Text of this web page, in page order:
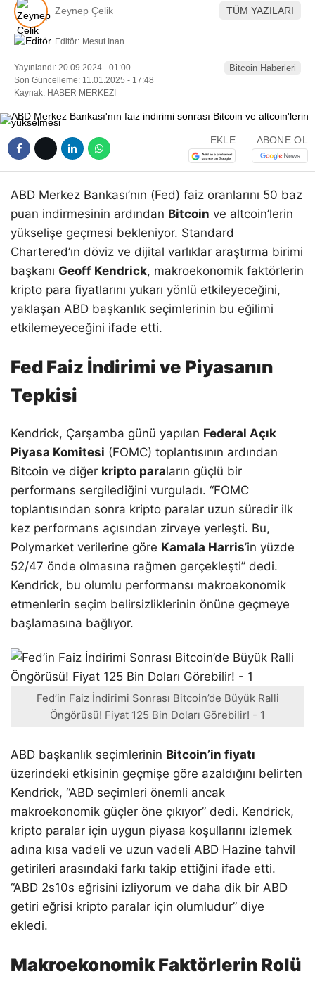
Zeynep Çelik TÜM YAZILARI
Editör: Mesut İnan
Yayınlandı: 20.09.2024 - 01:00
Son Güncelleme: 11.01.2025 - 17:48
Kaynak: HABER MERKEZI
Bitcoin Haberleri
EKLE ABONE OL
ABD Merkez Bankası’nın (Fed) faiz oranlarını 50 baz
puan indirmesinin ardından Bitcoin ve altcoin’lerin
yükselişe geçmesi bekleniyor. Standard
Chartered’ın döviz ve dijital varlıklar araştırma birimi
başkanı Geoff Kendrick, makroekonomik faktörlerin
kripto para fiyatlarını yukarı yönlü etkileyeceğini,
yaklaşan ABD başkanlık seçimlerinin bu eğilimi
etkilemeyeceğini ifade etti.
Fed Faiz İndirimi ve Piyasanın
Tepkisi
Kendrick, Çarşamba günü yapılan Federal Açık
Piyasa Komitesi (FOMC) toplantısının ardından
Bitcoin ve diğer kripto paraların güçlü bir
performans sergilediğini vurguladı. “FOMC
toplantısından sonra kripto paralar uzun süredir ilk
kez performans açısından zirveye yerleşti. Bu,
Polymarket verilerine göre Kamala Harris’in yüzde
52/47 önde olmasına rağmen gerçekleşti” dedi.
Kendrick, bu olumlu performansı makroekonomik
etmenlerin seçim belirsizliklerinin önüne geçmeye
başlamasına bağlıyor.
Fed’in Faiz İndirimi Sonrası Bitcoin’de Büyük Ralli
Öngörüsü! Fiyat 125 Bin Doları Görebilir! - 1
ABD başkanlık seçimlerinin Bitcoin’in fiyatı
üzerindeki etkisinin geçmişe göre azaldığını belirten
Kendrick, “ABD seçimleri önemli ancak
makroekonomik güçler öne çıkıyor” dedi. Kendrick,
kripto paralar için uygun piyasa koşullarını izlemek
adına kısa vadeli ve uzun vadeli ABD Hazine tahvil
getirileri arasındaki farkı takip ettiğini ifade etti.
“ABD 2s10s eğrisini izliyorum ve daha dik bir ABD
getiri eğrisi kripto paralar için olumludur” diye
ekledi.
Makroekonomik Faktörlerin Rolü